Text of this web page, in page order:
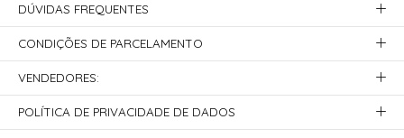
DÚVIDAS FREQUENTES
CONDIÇÕES DE PARCELAMENTO
VENDEDORES:
POLÍTICA DE PRIVACIDADE DE DADOS